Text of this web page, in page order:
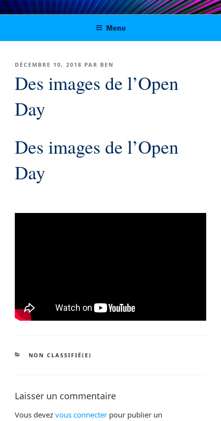
Aller
au
principal
Digital solutions for viable journalism
in Tunisia, Morocco and Algeria
Menu
PUBLIÉ
DÉCEMBRE 10, 2018 PAR BEN
Des images de l’Open
Day
Des images de l’Open
Day
CATÉGORIES
NON CLASSIFIÉ(E)
Laisser un commentaire
Vous devez vous connecter pour publier un